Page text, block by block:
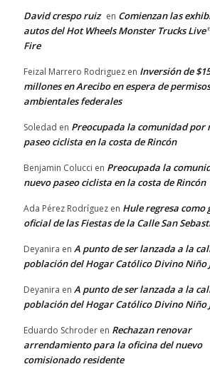
David crespo ruiz en Comienzan las
autos del Hot Wheels Monster Trucks
Fire
Feizal Marrero Rodriguez en Inversión de
millones en Arecibo en espera de permisos
ambientales federales
Soledad en Preocupada la comunidad por
paseo ciclista en la costa de Rincón
Benjamin Colucci en Preocupada la
nuevo paseo ciclista en la costa de Rincón
Ada Pérez Rodríguez en Hule regresa como
oficial de las Fiestas de la Calle San
Deyanira en A punto de ser lanzada a la
población del Hogar Católico Divino Niño
Deyanira en A punto de ser lanzada a la
población del Hogar Católico Divino Niño
Eduardo Schroder en Rechazan renovar
arrendamiento para la oficina del nuevo
comisionado residente